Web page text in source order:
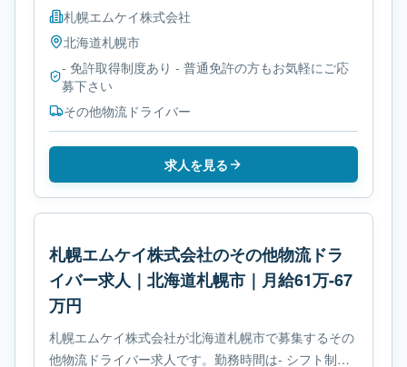
札幌エムケイ株式会社
北海道札幌市
- 免許取得制度あり - 普通免許の方もお気軽にご応
募下さい
その他物流ドライバー
求人を見る
札幌エムケイ株式会社のその他物流ドラ
イバー求人｜北海道札幌市｜月給61万-67
万円
札幌エムケイ株式会社が北海道札幌市で募集するその
他物流ドライバー求人です。勤務時間は- シフト制で